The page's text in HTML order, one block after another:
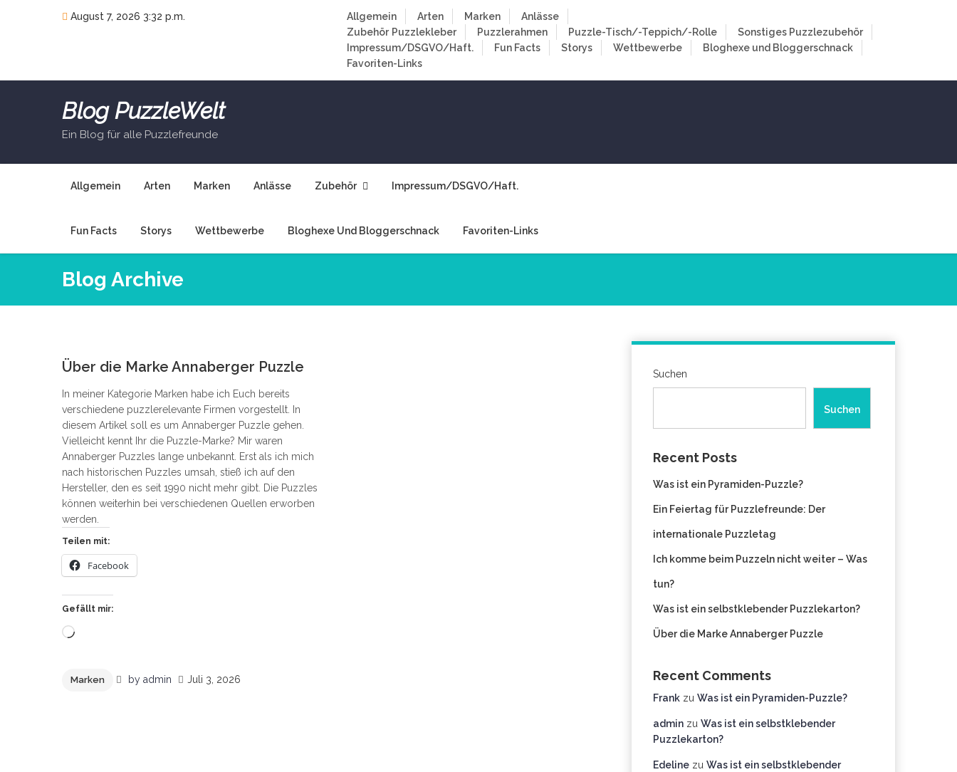
August 7, 2026 3:32 p.m. Allgemein Arten Marken
Anlässe
Zubehör Puzzlekleber Puzzlerahmen Puzzle-Tisch/-Teppich/-Rolle
Sonstiges Puzzlezubehör
Impressum/DSGVO/Haft.
Fun Facts Storys Wettbewerbe
Bloghexe und Bloggerschnack
Favoriten-Links
Blog PuzzleWelt
Ein Blog für alle Puzzlefreunde
Allgemein Arten Marken Anlässe Zubehör Impressum/DSGVO/Haft.
Fun Facts Storys Wettbewerbe Bloghexe Und Bloggerschnack Favoriten-Links
Blog Archive
Über die Marke Annaberger Puzzle
In meiner Kategorie Marken habe ich Euch bereits
verschiedene puzzlerelevante Firmen vorgestellt. In
diesem Artikel soll es um Annaberger Puzzle gehen.
Vielleicht kennt Ihr die Puzzle-Marke? Mir waren
Annaberger Puzzles lange unbekannt. Erst als ich mich
nach historischen Puzzles umsah, stieß ich auf den
Hersteller, den es seit 1990 nicht mehr gibt. Die Puzzles
können weiterhin bei verschiedenen Quellen erworben
werden.
Teilen mit:
Facebook
Gefällt mir:
Wird
Marken by admin Juli 3, 2026
Suchen
Suchen
Recent Posts
Was ist ein Pyramiden-Puzzle?
Ein Feiertag für Puzzlefreunde: Der
internationale Puzzletag
Ich komme beim Puzzeln nicht weiter – Was
tun?
Was ist ein selbstklebender Puzzlekarton?
Über die Marke Annaberger Puzzle
Recent Comments
Frank zu Was ist ein Pyramiden-Puzzle?
admin zu Was ist ein selbstklebender
Puzzlekarton?
Edeline zu Was ist ein selbstklebender